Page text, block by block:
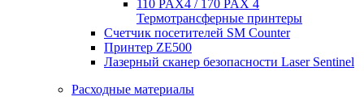
110 PAX4 / 170 PAX 4
Термотрансферные принтеры
Счетчик посетителей SM Counter
Принтер ZE500
Лазерный сканер безопасности Laser Sentinel
Расходные материалы